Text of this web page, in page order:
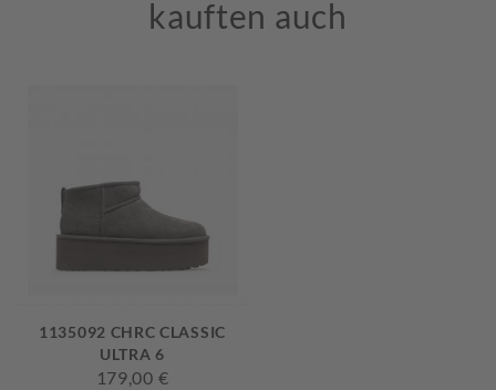
kauften auch
1135092 CHRC CLASSIC
ULTRA 6
179,00 €